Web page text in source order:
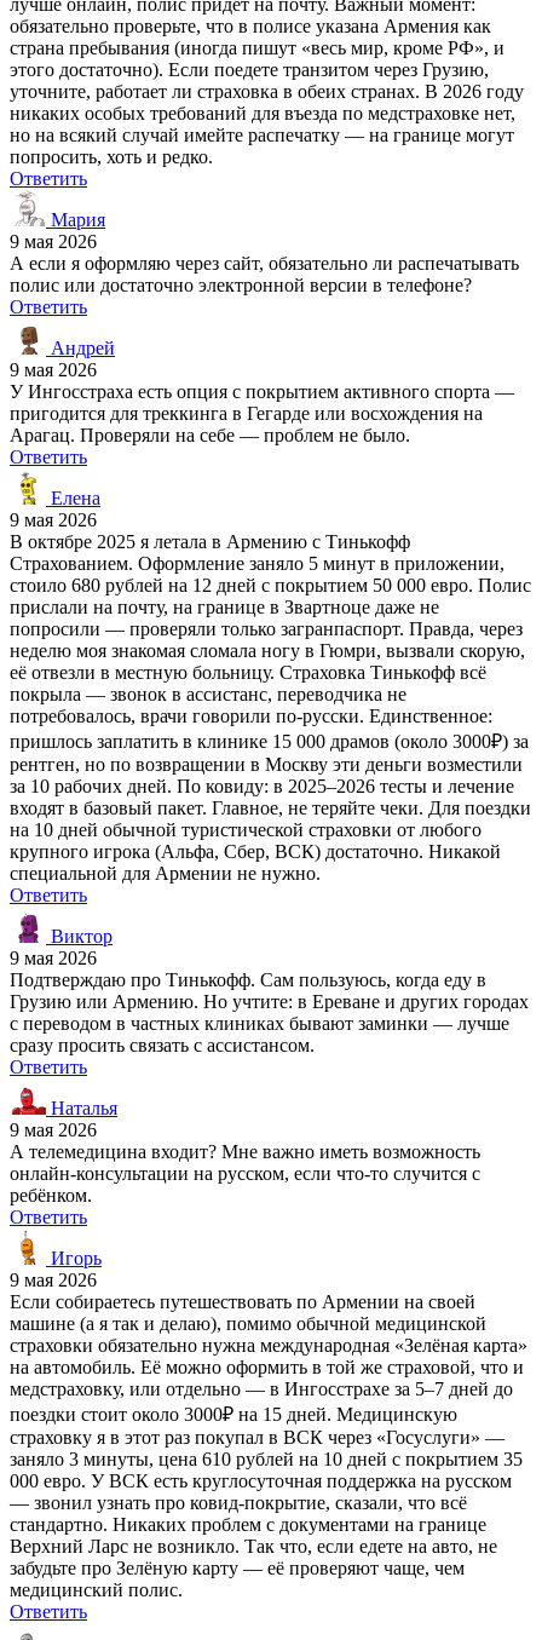
обязательно проверьте, что в полисе указана Армения как
страна пребывания (иногда пишут «весь мир, кроме РФ», и
этого достаточно). Если поедете транзитом через Грузию,
уточните, работает ли страховка в обеих странах. В 2026 году
никаких особых требований для въезда по медстраховке нет,
но на всякий случай имейте распечатку — на границе могут
попросить, хоть и редко.
Ответить
Мария
9 мая 2026
А если я оформляю через сайт, обязательно ли распечатывать
полис или достаточно электронной версии в телефоне?
Ответить
Андрей
9 мая 2026
У Ингосстраха есть опция с покрытием активного спорта —
пригодится для треккинга в Гегарде или восхождения на
Арагац. Проверяли на себе — проблем не было.
Ответить
Елена
9 мая 2026
В октябре 2025 я летала в Армению с Тинькофф
Страхованием. Оформление заняло 5 минут в приложении,
стоило 680 рублей на 12 дней с покрытием 50 000 евро. Полис
прислали на почту, на границе в Звартноце даже не
попросили — проверяли только загранпаспорт. Правда, через
неделю моя знакомая сломала ногу в Гюмри, вызвали скорую,
её отвезли в местную больницу. Страховка Тинькофф всё
покрыла — звонок в ассистанс, переводчика не
потребовалось, врачи говорили по-русски. Единственное:
пришлось заплатить в клинике 15 000 драмов (около 3000₽) за
рентген, но по возвращении в Москву эти деньги возместили
за 10 рабочих дней. По ковиду: в 2025–2026 тесты и лечение
входят в базовый пакет. Главное, не теряйте чеки. Для поездки
на 10 дней обычной туристической страховки от любого
крупного игрока (Альфа, Сбер, ВСК) достаточно. Никакой
специальной для Армении не нужно.
Ответить
Виктор
9 мая 2026
Подтверждаю про Тинькофф. Сам пользуюсь, когда еду в
Грузию или Армению. Но учтите: в Ереване и других городах
с переводом в частных клиниках бывают заминки — лучше
сразу просить связать с ассистансом.
Ответить
Наталья
9 мая 2026
А телемедицина входит? Мне важно иметь возможность
онлайн-консультации на русском, если что-то случится с
ребёнком.
Ответить
Игорь
9 мая 2026
Если собираетесь путешествовать по Армении на своей
машине (а я так и делаю), помимо обычной медицинской
страховки обязательно нужна международная «Зелёная карта»
на автомобиль. Её можно оформить в той же страховой, что и
медстраховку, или отдельно — в Ингосстрахе за 5–7 дней до
поездки стоит около 3000₽ на 15 дней. Медицинскую
страховку я в этот раз покупал в ВСК через «Госуслуги» —
заняло 3 минуты, цена 610 рублей на 10 дней с покрытием 35
000 евро. У ВСК есть круглосуточная поддержка на русском
— звонил узнать про ковид-покрытие, сказали, что всё
стандартно. Никаких проблем с документами на границе
Верхний Ларс не возникло. Так что, если едете на авто, не
забудьте про Зелёную карту — её проверяют чаще, чем
медицинский полис.
Ответить